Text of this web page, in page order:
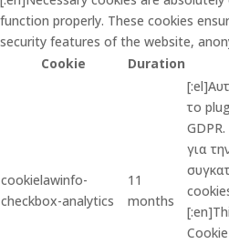
function properly. These cookies
security features of the website,
Cookie
Duration
cookielawinfo-
checkbox-analytics
11
months
το
για